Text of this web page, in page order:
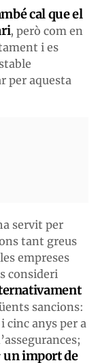
cal que el
, però com en
i es
per aquesta
servit per
tant greus
empreses
consideri
sancions:
cinc anys per a
un import de